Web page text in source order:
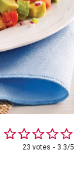
23 votes 3.3/5